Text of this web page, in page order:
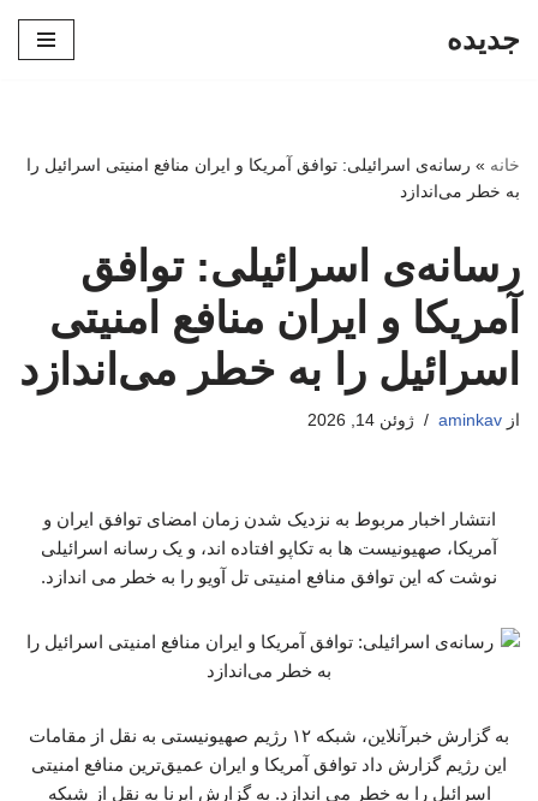
جدیده
خانه » رسانه‌ی اسرائیلی: توافق آمریکا و ایران منافع امنیتی اسرائیل را
به خطر می‌اندازد
رسانه‌ی اسرائیلی: توافق
آمریکا و ایران منافع امنیتی
اسرائیل را به خطر می‌اندازد
از aminkav ژوئن 14, 2026
انتشار اخبار مربوط به نزدیک شدن زمان امضای توافق ایران و
آمریکا، صهیونیست ها به تکاپو افتاده اند، و یک رسانه اسرائیلی
نوشت که این توافق منافع امنیتی تل آویو را به خطر می اندازد.
به گزارش خبرآنلاین، شبکه ۱۲ رژیم صهیونیستی به نقل از مقامات
این رژیم گزارش داد توافق آمریکا و ایران عمیق‌ترین منافع امنیتی
اسرائیل را به خطر می اندازد. به گزارش ایرنا به نقل از شبکه